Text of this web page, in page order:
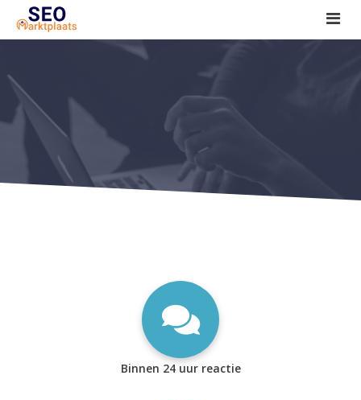
SEO tools reviews
Marketeer bij jou in de buurt?
Offerte
1. Seo voor beginners +
2. Onderzoeken +
Binnen 24 uur reactie